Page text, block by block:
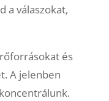
a válaszokat,
és
A jelenben